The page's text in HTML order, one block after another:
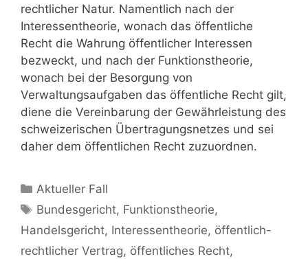
rechtlicher Natur. Namentlich nach der
Interessentheorie, wonach das öffentliche
Recht die Wahrung öffentlicher Interessen
bezweckt, und nach der Funktionstheorie,
wonach bei der Besorgung von
Verwaltungsaufgaben das öffentliche Recht gilt,
diene die Vereinbarung der Gewährleistung des
schweizerischen Übertragungsnetzes und sei
daher dem öffentlichen Recht zuzuordnen.
Aktueller Fall
Bundesgericht, Funktionstheorie,
Handelsgericht, Interessentheorie, öffentlich-
rechtlicher Vertrag, öffentliches Recht,